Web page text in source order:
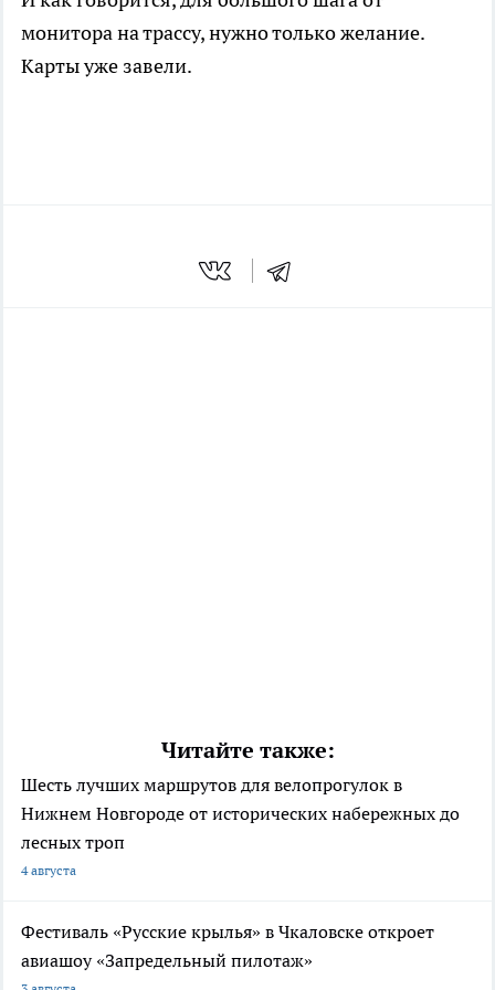
монитора на трассу, нужно только желание.
Карты уже завели.
Читайте также:
Шесть лучших маршрутов для велопрогулок в
Нижнем Новгороде от исторических набережных до
лесных троп
4 августа
Фестиваль «Русские крылья» в Чкаловске откроет
авиашоу «Запредельный пилотаж»